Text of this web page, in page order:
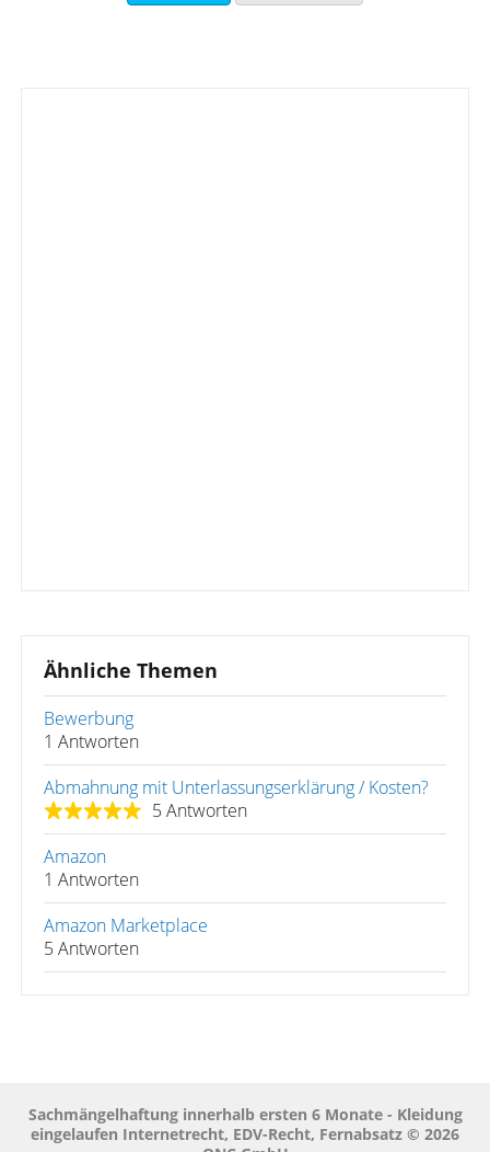
Ähnliche Themen
Bewerbung
1 Antworten
Abmahnung mit Unterlassungserklärung / Kosten?
5 Antworten
Amazon
1 Antworten
Amazon Marketplace
5 Antworten
Sachmängelhaftung innerhalb ersten 6 Monate - Kleidung
eingelaufen Internetrecht, EDV-Recht, Fernabsatz © 2026